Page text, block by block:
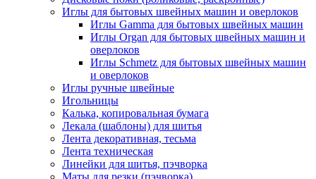
Иглы для бытовых швейных машин и оверлоков
Иглы Gamma для бытовых швейных машин
Иглы Organ для бытовых швейных машин и
оверлоков
Иглы Schmetz для бытовых швейных машин
и оверлоков
Иглы ручные швейные
Игольницы
Калька, копировальная бумага
Лекала (шаблоны) для шитья
Лента декоративная, тесьма
Лента техническая
Линейки для шитья, пэчворка
Маты для резки (пэчворка)